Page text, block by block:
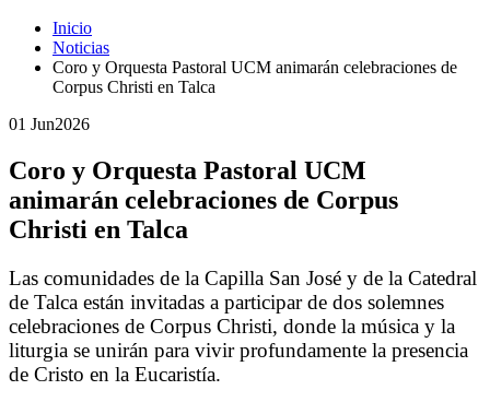
Inicio
Noticias
Coro y Orquesta Pastoral UCM animarán celebraciones de
Corpus Christi en Talca
01 Jun2026
Coro y Orquesta Pastoral UCM
animarán celebraciones de Corpus
Christi en Talca
Las comunidades de la Capilla San José y de la Catedral
de Talca están invitadas a participar de dos solemnes
celebraciones de Corpus Christi, donde la música y la
liturgia se unirán para vivir profundamente la presencia
de Cristo en la Eucaristía.